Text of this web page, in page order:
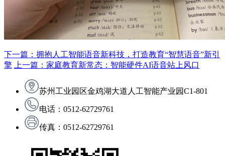
下一篇：拥抱人工智能语音新科技，打造教育“智慧语音”新引
擎
上一篇：家庭教育新常态：智能硬件AI语音站上风口
苏州工业园区金鸡湖大道人工智能产业园C1-801
电话：0512-62729761
传真：0512-62729761